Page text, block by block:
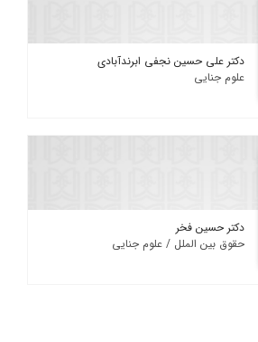
دکتر علی حسین نجفی ابرندآبادی
علوم جنایی
دکتر حسین فخر
حقوق بین الملل / علوم جنایی